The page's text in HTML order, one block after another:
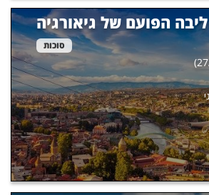
הפועם של גיאורגיה
סוכות
)